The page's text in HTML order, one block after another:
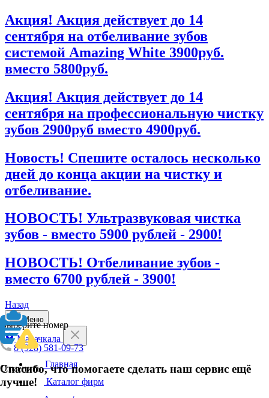
Акция! Акция действует до 14
сентября на отбеливание зубов
системой Amazing White 3900руб.
вместо 5800руб.
Акция! Акция действует до 14
сентября на профессиональную чистку
зубов 2900руб вместо 4900руб.
Новость! Спешите осталось несколько
дней до конца акции на чистку и
отбеливание.
НОВОСТЬ! Ультразвуковая чистка
зубов - вместо 5900 рублей - 2900!
НОВОСТЬ! Отбеливание зубов -
вместо 6700 рублей - 3900!
Назад
Выберите номер
8 (928) 581-09-73
Отменить
Спасибо, что помогаете сделать наш сервис ещё
лучше!
Меню
Махачкала
Главная
Каталог фирм